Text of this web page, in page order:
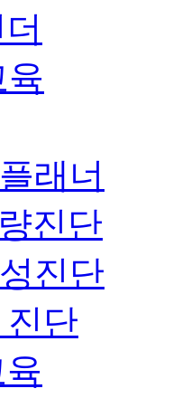
육
래너
진단
진단
단